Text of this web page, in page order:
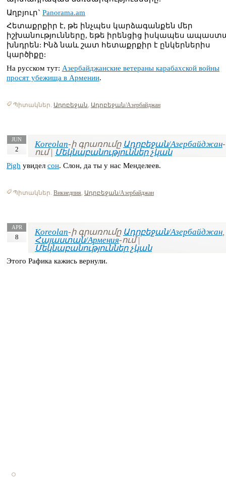
Աղբյուր` Panorama.am
Հետաքրքիր է, թե ինչպես կարձագանքեն մեր
իշխանությունները, եթե իրենցից իսկապես
խնդրեն: Ինձ նաև շատ հետաքրքիր է ընկերներիս
կարծիքը:
На русском тут: Азербайджанские ветераны карабахской войны
просят убежища в Армении.
Պիտակներ. Ադրբեջան, Ադրբեջան/Азербайджан
JUN
2
Koreolan-ի գրառումը Ադրբեջան/Азербайджан-
ում | Մեկնաբանություններ չկան
Pigh увидел сон. Слон, да ты у нас Менделеев.
Պիտակներ. Викиедпия, Ադրբեջան/Азербайджан
APR
8
Koreolan-ի գրառումը Ադրբեջան/Азербайджан
Հայաստան/Армения-ում |
Մեկնաբանություններ չկան
Этого Рафика кажись вернули.